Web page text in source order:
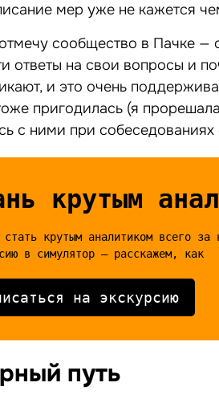
мер уже не кажется
сообщество в Пачке —
ответы на свои вопросы и
и это очень
пригодилась (я
с ними при
крутым
стать крутым аналитиком всего за
на экскурсию
путь